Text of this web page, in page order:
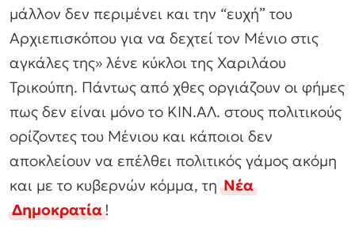
μάλλον δεν περιμένει και την “ευχή” του
Αρχιεπισκόπου για να δεχτεί τον Μένιο στις
αγκάλες της» λένε κύκλοι της Χαριλάου
Τρικούπη. Πάντως από χθες οργιάζουν οι φήμες
πως δεν είναι μόνο το ΚΙΝ.ΑΛ. στους πολιτικούς
ορίζοντες του Μένιου και κάποιοι δεν
αποκλείουν να επέλθει πολιτικός γάμος ακόμη
και με το κυβερνών κόμμα, τηΝέα
Δημοκρατία!